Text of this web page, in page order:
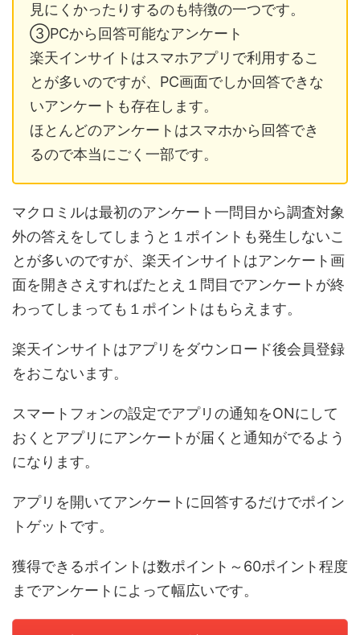
見にくかったりするのも特徴の一つです。
③PCから回答可能なアンケート
楽天インサイトはスマホアプリで利用するこ
とが多いのですが、PC画面でしか回答できな
いアンケートも存在します。
ほとんどのアンケートはスマホから回答でき
るので本当にごく一部です。
マクロミルは最初のアンケート一問目から調査対象
外の答えをしてしまうと１ポイントも発生しないこ
とが多いのですが、楽天インサイトはアンケート画
面を開きさえすればたとえ１問目でアンケートが終
わってしまっても１ポイントはもらえます。
楽天インサイトはアプリをダウンロード後会員登録
をおこないます。
スマートフォンの設定でアプリの通知をONにして
おくとアプリにアンケートが届くと通知がでるよう
になります。
アプリを開いてアンケートに回答するだけでポイン
トゲットです。
獲得できるポイントは数ポイント～60ポイント程度
までアンケートによって幅広いです。